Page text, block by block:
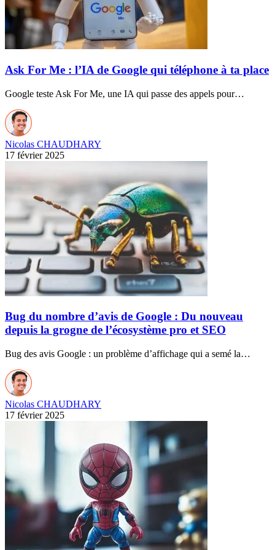
Ask For Me : l’IA de Google qui téléphone à ta place
Google teste Ask For Me, une IA qui passe des appels pour…
Nicolas CHAUDHARY
17 février 2025
Bug du nombre d’avis de Google : Du nouveau
depuis la grogne de l’écosystème pro et SEO
Bug des avis Google : un problème d’affichage qui a semé la…
Nicolas CHAUDHARY
17 février 2025